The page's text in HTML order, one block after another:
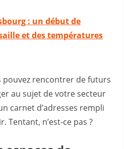
: un début de
et des températures
pouvez rencontrer de futurs
au sujet de votre secteur
carnet d’adresses rempli
Tentant, n’est-ce pas ?